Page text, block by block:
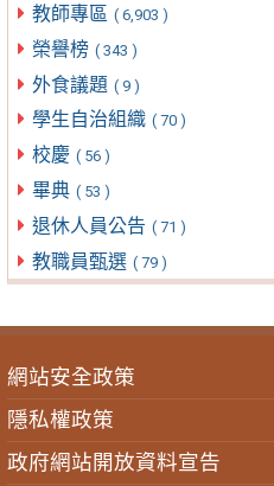
教師專區 ( 6,903 )
榮譽榜 ( 343 )
外食議題 ( 9 )
學生自治組織 ( 70 )
校慶 ( 56 )
畢典 ( 53 )
退休人員公告 ( 71 )
教職員甄選 ( 79 )
網站安全政策
隱私權政策
政府網站開放資料宣告